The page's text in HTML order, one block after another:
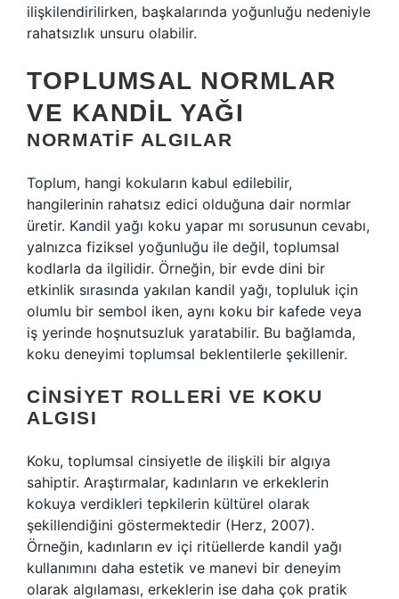
ilişkilendirilirken, başkalarında yoğunluğu nedeniyle
rahatsızlık unsuru olabilir.
TOPLUMSAL NORMLAR
VE KANDIL YAĞI
NORMATIF ALGILAR
Toplum, hangi kokuların kabul edilebilir,
hangilerinin rahatsız edici olduğuna dair normlar
üretir. Kandil yağı koku yapar mı sorusunun cevabı,
yalnızca fiziksel yoğunluğu ile değil, toplumsal
kodlarla da ilgilidir. Örneğin, bir evde dini bir
etkinlik sırasında yakılan kandil yağı, topluluk için
olumlu bir sembol iken, aynı koku bir kafede veya
iş yerinde hoşnutsuzluk yaratabilir. Bu bağlamda,
koku deneyimi toplumsal beklentilerle şekillenir.
CINSIYET ROLLERI VE KOKU
ALGISI
Koku, toplumsal cinsiyetle de ilişkili bir algıya
sahiptir. Araştırmalar, kadınların ve erkeklerin
kokuya verdikleri tepkilerin kültürel olarak
şekillendiğini göstermektedir (Herz, 2007).
Örneğin, kadınların ev içi ritüellerde kandil yağı
kullanımını daha estetik ve manevi bir deneyim
olarak algılaması, erkeklerin ise daha çok pratik